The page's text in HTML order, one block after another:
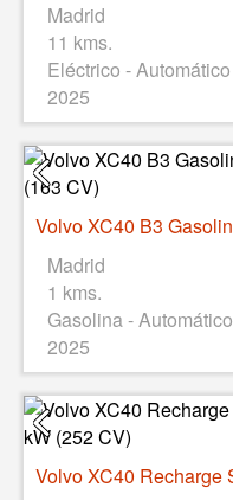
Madrid
11 kms.
Eléctrico - Automático
2025
Madrid
1 kms.
Gasolina - Automático
2025